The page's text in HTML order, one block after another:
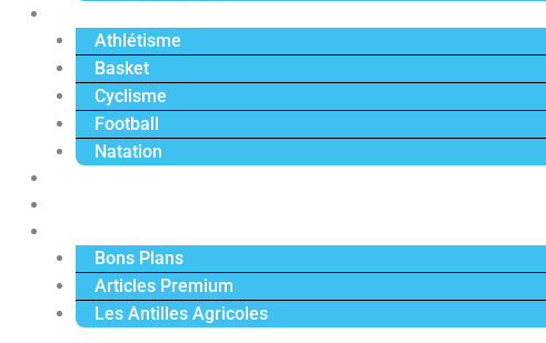
Athlétisme
Basket
Cyclisme
Football
Natation
Bons Plans
Articles Premium
Les Antilles Agricoles